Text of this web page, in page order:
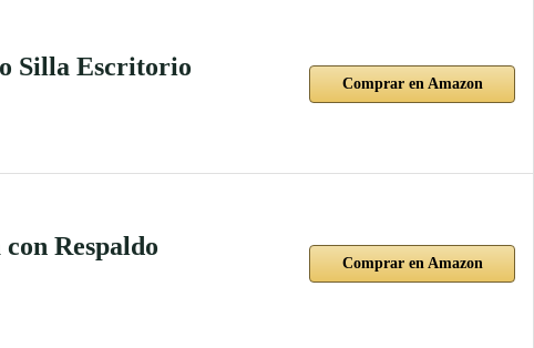
Silla Escritorio
Comprar en Amazon
Respaldo
Comprar en Amazon